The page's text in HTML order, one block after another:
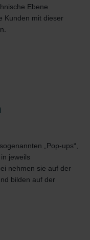
Ebene
Kunden mit dieser
„Pop-ups“,
jeweils
nehmen sie auf der
bilden auf der